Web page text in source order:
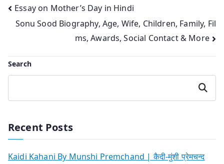
Post
navigation
Essay on Mother’s Day in Hindi
Sonu Sood Biography, Age, Wife, Children, Family, Fil
ms, Awards, Social Contact & More
Search
Search
Recent Posts
Kaidi Kahani By Munshi Premchand | कैदी-मुंशी प्रेमचन्द